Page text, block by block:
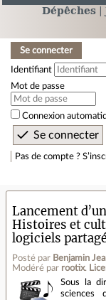
Dépêches
Se connecter
Identifiant
Mot de passe
Connexion
Pas de compte ?
Lancement
Histoires et
logiciels
Posté par Benjamin
Modéré par rootix.
Sous la
sciences